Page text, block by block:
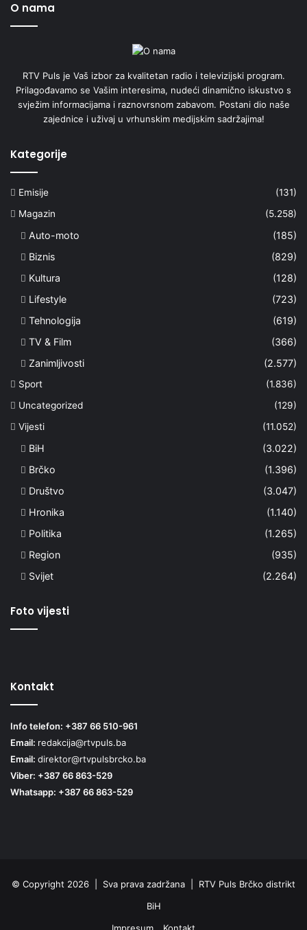
O nama
RTV Puls je Vaš izbor za kvalitetan radio i televizijski program.
Prilagođavamo se Vašim interesima, nudeći dinamično iskustvo s
svježim informacijama i raznovrsnom zabavom. Postani dio naše
zajednice i uživaj u vrhunskim medijskim sadržajima!
Kategorije
Emisije
(131)
Magazin
(5.258)
Auto-moto
(185)
Biznis
(829)
Kultura
(128)
Lifestyle
(723)
Tehnologija
(619)
TV & Film
(366)
Zanimljivosti
(2.577)
Sport
(1.836)
Uncategorized
(129)
Vijesti
(11.052)
BiH
(3.022)
Brčko
(1.396)
Društvo
(3.047)
Hronika
(1.140)
Politika
(1.265)
Region
(935)
Svijet
(2.264)
Foto vijesti
Kontakt
Info telefon: +387 66 510-961
Email: redakcija@rtvpuls.ba
Email: direktor@rtvpulsbrcko.ba
Viber: +387 66 863-529
Whatsapp: +387 66 863-529
© Copyright 2026 | Sva prava zadržana | RTV Puls Brčko distrikt
BiH